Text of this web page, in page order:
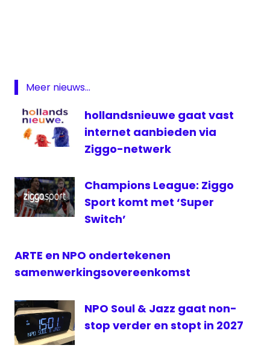
NPO
televisie
themakanalen
Meer nieuws...
hollandsnieuwe gaat vast
internet aanbieden via
Ziggo-netwerk
Champions League: Ziggo
Sport komt met ‘Super
Switch’
ARTE en NPO ondertekenen
samenwerkingsovereenkomst
NPO Soul & Jazz gaat non-
stop verder en stopt in 2027